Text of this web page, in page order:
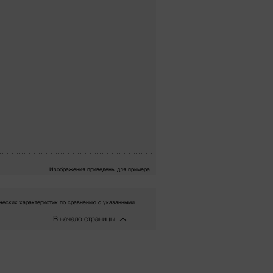
Изображения приведены для примера
характеристик по сравнению с указанными.
В начало страницы